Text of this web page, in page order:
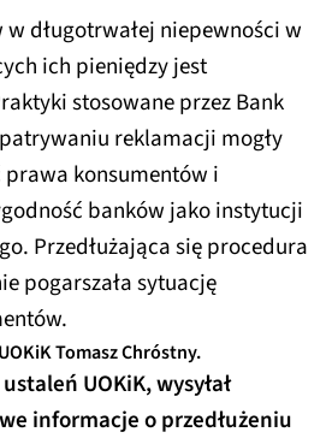
długotrwałej niepewności w
ich pieniędzy jest
stosowane przez Bank
reklamacji mogły
konsumentów i
banków jako instytucji
Przedłużająca się procedura
pogarszała sytuację
Tomasz Chróstny.
UOKiK, wysyłał
informacje o przedłużeniu